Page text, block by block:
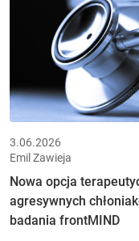
3.06.2026
Emil Zawieja
Nowa opcja
agresywnych
badania frontMIND